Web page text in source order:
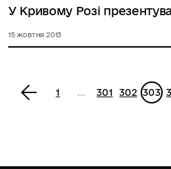
У Кривому Розі
15 жовтня 2013
1 … 301 302 303